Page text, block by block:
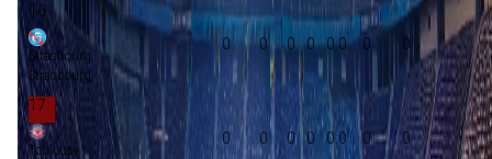
16
Strasbourg
Strasbourg
0 0 0 0 0:0 0 0
17
Toulouse
0 0 0 0 0:0 0 0